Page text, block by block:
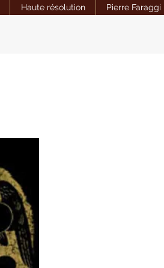
Haute résolution Pierre Faraggi